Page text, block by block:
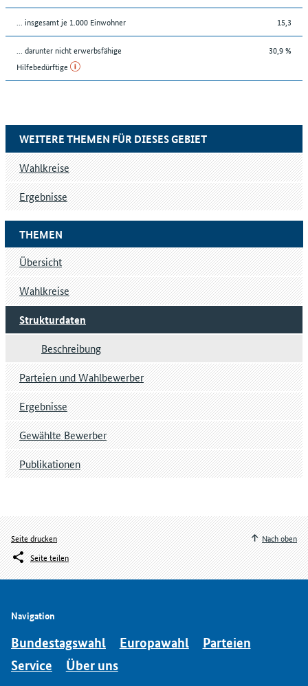
... insgesamt je 1.000 Einwohner 15,3
... darunter nicht erwerbsfähige
Hilfebedürftige
30,9 %
THEMEN
Übersicht
Wahlkreise
Strukturdaten
Beschreibung
Parteien und Wahlbewerber
Ergebnisse
Gewählte Bewerber
Publikationen
WEITERE THEMEN FÜR DIESES GEBIET
Wahlkreise
Ergebnisse
Seite drucken
Seite teilen
Nach oben
Navigation
Bundestagswahl Europawahl
Parteien
Service
Über uns